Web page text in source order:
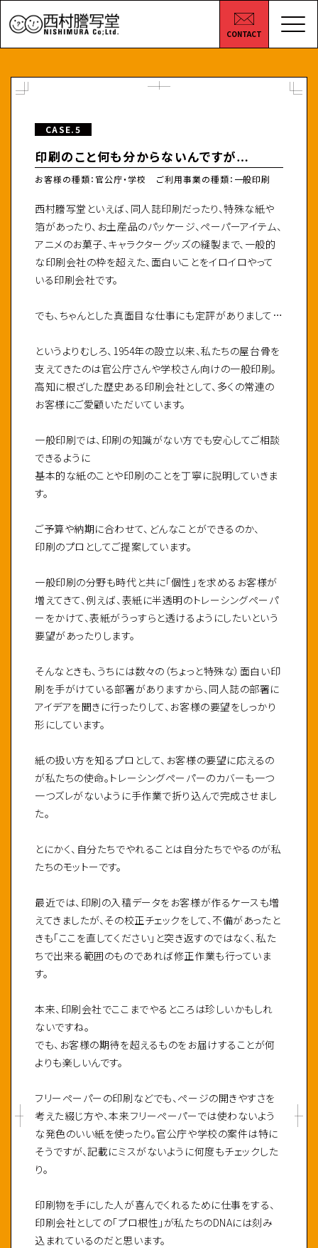
CONTACT
CASE.5
印刷のこと何も分からないんですが…
お客様の種類：官公庁・学校 ご利用事業の種類：一般印刷
西村謄写堂といえば、同人誌印刷だったり、特殊な紙や
箔があったり、お土産品のパッケージ、ペーパーアイテム、
アニメのお菓子、キャラクターグッズの縫製まで、一般的
な印刷会社の枠を超えた、面白いことをイロイロやって
いる印刷会社です。
でも、ちゃんとした真面目な仕事にも定評がありまして…
というよりむしろ、1954年の設立以来、私たちの屋台骨を
支えてきたのは官公庁さんや学校さん向けの一般印刷。
高知に根ざした歴史ある印刷会社として、多くの常連の
お客様にご愛顧いただいています。
一般印刷では、印刷の知識がない方でも安心してご相談
できるように
基本的な紙のことや印刷のことを丁寧に説明していきま
す。
ご予算や納期に合わせて、どんなことができるのか、
印刷のプロとしてご提案しています。
一般印刷の分野も時代と共に「個性」を求めるお客様が
増えてきて、例えば、表紙に半透明のトレーシングペーパ
ーをかけて、表紙がうっすらと透けるようにしたいという
要望があったりします。
そんなときも、うちには数々の（ちょっと特殊な）面白い印
刷を手がけている部署がありますから、同人誌の部署に
アイデアを聞きに行ったりして、お客様の要望をしっかり
形にしています。
紙の扱い方を知るプロとして、お客様の要望に応えるの
が私たちの使命。トレーシングペーパーのカバーも一つ
一つズレがないように手作業で折り込んで完成させまし
た。
とにかく、自分たちでやれることは自分たちでやるのが私
たちのモットーです。
最近では、印刷の入稿データをお客様が作るケースも増
えてきましたが、その校正チェックをして、不備があったと
きも「ここを直してください」と突き返すのではなく、私た
ちで出来る範囲のものであれば修正作業も行っていま
す。
本来、印刷会社でここまでやるところは珍しいかもしれ
ないですね。
でも、お客様の期待を超えるものをお届けすることが何
よりも楽しいんです。
フリーペーパーの印刷などでも、ページの開きやすさを
考えた綴じ方や、本来フリーペーパーでは使わないよう
な発色のいい紙を使ったり。官公庁や学校の案件は特に
そうですが、記載にミスがないように何度もチェックした
り。
印刷物を手にした人が喜んでくれるために仕事をする、
印刷会社としての「プロ根性」が私たちのDNAには刻み
込まれているのだと思います。